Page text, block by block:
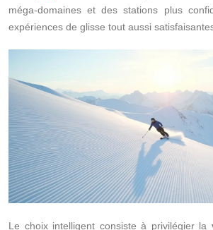
méga-domaines et des stations plus
expériences de glisse tout aussi
Le choix intelligent consiste à privilégier la